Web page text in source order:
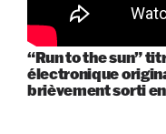
“Run to the sun”
électronique
brièvement sorti